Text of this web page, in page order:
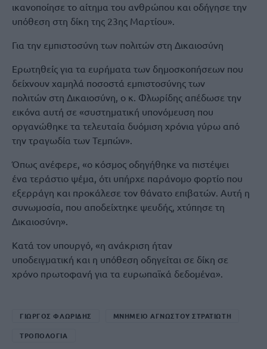
ικανοποίησε το αίτημα του ανθρώπου και οδήγησε την
υπόθεση στη δίκη της 23ης Μαρτίου».
Για την εμπιστοσύνη των πολιτών στη Δικαιοσύνη
Ερωτηθείς για τα ευρήματα των δημοσκοπήσεων που
δείχνουν χαμηλά ποσοστά εμπιστοσύνης των
πολιτών στη Δικαιοσύνη, ο κ. Φλωρίδης απέδωσε την
εικόνα αυτή σε «συστηματική υπονόμευση που
οργανώθηκε τα τελευταία δυόμιση χρόνια γύρω από
την τραγωδία των Τεμπών».
Όπως ανέφερε, «ο κόσμος οδηγήθηκε να πιστέψει
ένα τεράστιο ψέμα, ότι υπήρχε παράνομο φορτίο που
εξερράγη και προκάλεσε τον θάνατο επιβατών. Αυτή η
συνωμοσία, που αποδείχτηκε ψευδής, χτύπησε τη
Δικαιοσύνη».
Κατά τον υπουργό, «η ανάκριση ήταν
υποδειγματική και η υπόθεση οδηγείται σε δίκη σε
χρόνο πρωτοφανή για τα ευρωπαϊκά δεδομένα».
ΓΙΩΡΓΟΣ ΦΛΩΡΙΔΗΣ ΜΝΗΜΕΙΟ ΑΓΝΩΣΤΟΥ ΣΤΡΑΤΙΩΤΗ
ΤΡΟΠΟΛΟΓΙΑ